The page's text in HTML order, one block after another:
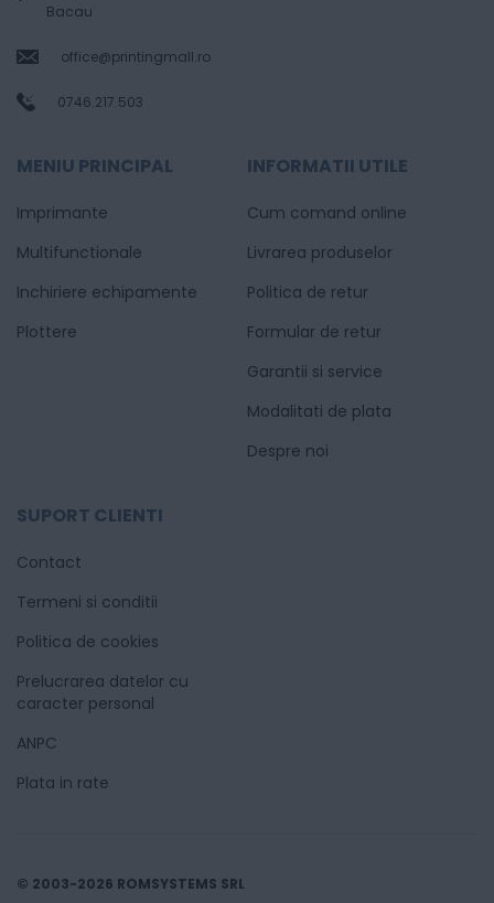
Bacau
office@printingmall.ro
0746.217.503
MENIU PRINCIPAL
Imprimante
Multifunctionale
Inchiriere echipamente
Plottere
INFORMATII UTILE
Cum comand online
Livrarea produselor
Politica de retur
Formular de retur
Garantii si service
Modalitati de plata
Despre noi
SUPORT CLIENTI
Contact
Termeni si conditii
Politica de cookies
Prelucrarea datelor cu
caracter personal
ANPC
Plata in rate
© 2003-2026 ROMSYSTEMS SRL